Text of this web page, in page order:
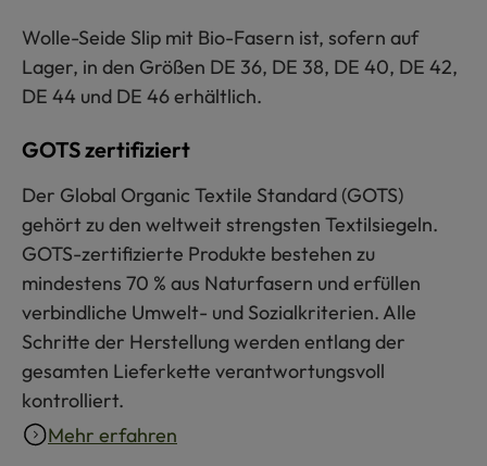
Wolle-Seide Slip mit Bio-Fasern ist, sofern auf
Lager, in den Größen DE 36, DE 38, DE 40, DE 42,
DE 44 und DE 46 erhältlich.
GOTS zertifiziert
Der Global Organic Textile Standard (GOTS)
gehört zu den weltweit strengsten Textilsiegeln.
GOTS-zertifizierte Produkte bestehen zu
mindestens 70 % aus Naturfasern und erfüllen
verbindliche Umwelt- und Sozialkriterien. Alle
Schritte der Herstellung werden entlang der
gesamten Lieferkette verantwortungsvoll
kontrolliert.
Mehr erfahren